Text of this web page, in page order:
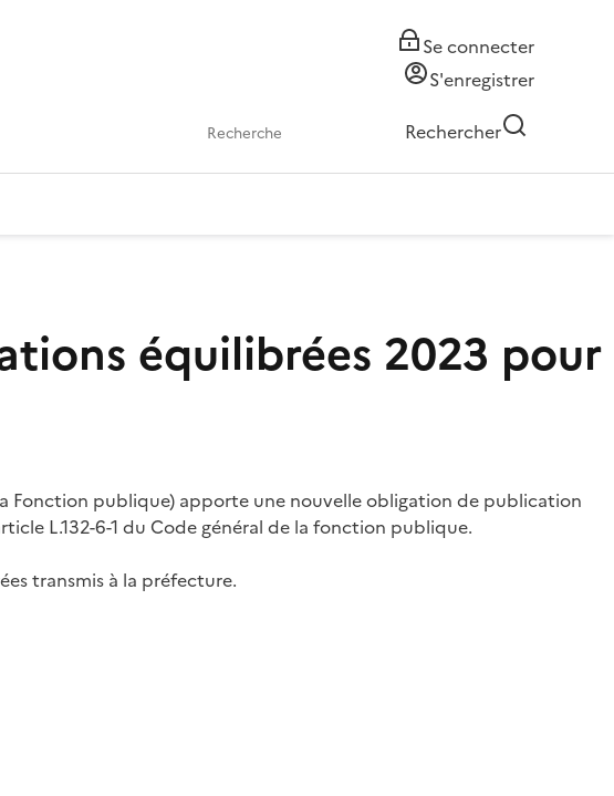
Se connecter
S'enregistrer
Rechercher
équilibrées 2023 pour
Fonction publique) apporte une nouvelle obligation de publication
L.132-6-1 du Code général de la fonction publique.
transmis à la préfecture.